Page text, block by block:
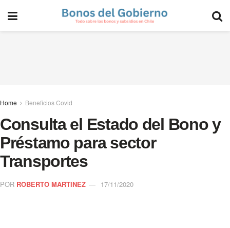
Home Beneficios Covid
Consulta el Estado del Bono y
Préstamo para sector
Transportes
POR ROBERTO MARTINEZ 17/11/2020